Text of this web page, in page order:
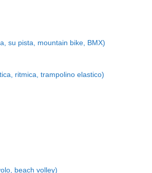
su pista, mountain bike, BMX)
ritmica, trampolino elastico)
beach volley)